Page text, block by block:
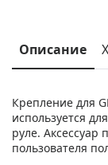
Описание
Крепление для
используется
руле. Аксессуар
пользователя